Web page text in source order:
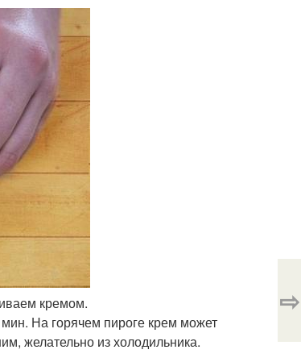
кремом.
На горячем пироге крем может
желательно из холодильника.
⇨